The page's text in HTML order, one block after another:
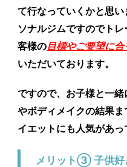
て行なっていくかと思
ソナルジムですのでト
客様の目標やご要望に
いただいております。
ですので、お子様と一
やボディメイクの結果
イエットにも人気があっ
メリット③ 子供好